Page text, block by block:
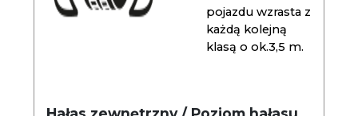
pojazdu wzrasta z
każdą kolejną
klasą o ok.3,5 m.